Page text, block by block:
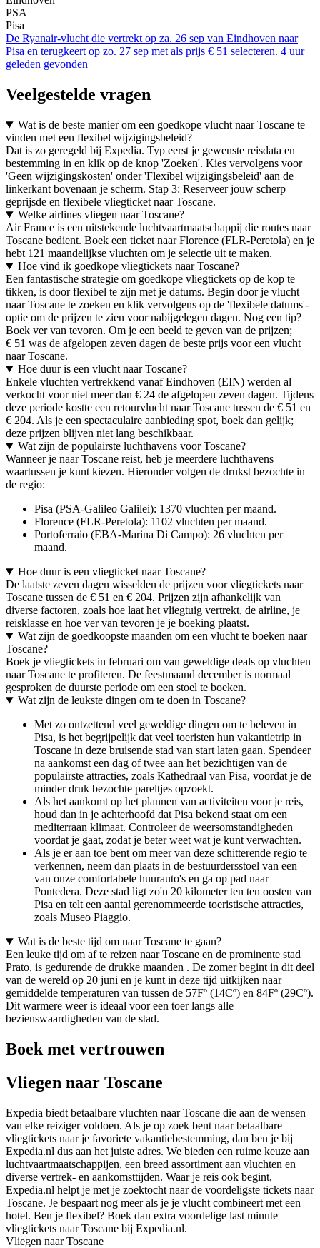
PSA
Pisa
De Ryanair-vlucht die vertrekt op za. 26 sep van Eindhoven naar
Pisa en terugkeert op zo. 27 sep met als prijs € 51 selecteren. 4 uur
geleden gevonden
Veelgestelde vragen
Wat is de beste manier om een goedkope vlucht naar Toscane te
vinden met een flexibel wijzigingsbeleid?
Dat is zo geregeld bij Expedia. Typ eerst je gewenste reisdata en
bestemming in en klik op de knop 'Zoeken'. Kies vervolgens voor
'Geen wijzigingskosten' onder 'Flexibel wijzigingsbeleid' aan de
linkerkant bovenaan je scherm. Stap 3: Reserveer jouw scherp
geprijsde en flexibele vliegticket naar Toscane.
Welke airlines vliegen naar Toscane?
Air France is een uitstekende luchtvaartmaatschappij die routes naar
Toscane bedient. Boek een ticket naar Florence (FLR-Peretola) en je
hebt 121 maandelijkse vluchten om je selectie uit te maken.
Hoe vind ik goedkope vliegtickets naar Toscane?
Een fantastische strategie om goedkope vliegtickets op de kop te
tikken, is door flexibel te zijn met je datums. Begin door je vlucht
naar Toscane te zoeken en klik vervolgens op de 'flexibele datums'-
optie om de prijzen te zien voor nabijgelegen dagen. Nog een tip?
Boek ver van tevoren. Om je een beeld te geven van de prijzen;
€ 51 was de afgelopen zeven dagen de beste prijs voor een vlucht
naar Toscane.
Hoe duur is een vlucht naar Toscane?
Enkele vluchten vertrekkend vanaf Eindhoven (EIN) werden al
verkocht voor niet meer dan € 24 de afgelopen zeven dagen. Tijdens
deze periode kostte een retourvlucht naar Toscane tussen de € 51 en
€ 204. Als je een spectaculaire aanbieding spot, boek dan gelijk;
deze prijzen blijven niet lang beschikbaar.
Wat zijn de populairste luchthavens voor Toscane?
Wanneer je naar Toscane reist, heb je meerdere luchthavens
waartussen je kunt kiezen. Hieronder volgen de drukst bezochte in
de regio:
Pisa (PSA-Galileo Galilei): 1370 vluchten per maand.
Florence (FLR-Peretola): 1102 vluchten per maand.
Portoferraio (EBA-Marina Di Campo): 26 vluchten per
maand.
Hoe duur is een vliegticket naar Toscane?
De laatste zeven dagen wisselden de prijzen voor vliegtickets naar
Toscane tussen de € 51 en € 204. Prijzen zijn afhankelijk van
diverse factoren, zoals hoe laat het vliegtuig vertrekt, de airline, je
reisklasse en hoe ver van tevoren je je boeking plaatst.
Wat zijn de goedkoopste maanden om een vlucht te boeken naar
Toscane?
Boek je vliegtickets in februari om van geweldige deals op vluchten
naar Toscane te profiteren. De feestmaand december is normaal
gesproken de duurste periode om een stoel te boeken.
Wat zijn de leukste dingen om te doen in Toscane?
Met zo ontzettend veel geweldige dingen om te beleven in
Pisa, is het begrijpelijk dat veel toeristen hun vakantietrip in
Toscane in deze bruisende stad van start laten gaan. Spendeer
na aankomst een dag of twee aan het bezichtigen van de
populairste attracties, zoals Kathedraal van Pisa, voordat je de
minder druk bezochte pareltjes opzoekt.
Als het aankomt op het plannen van activiteiten voor je reis,
houd dan in je achterhoofd dat Pisa bekend staat om een
mediterraan klimaat. Controleer de weersomstandigheden
voordat je gaat, zodat je beter weet wat je kunt verwachten.
Als je er aan toe bent om meer van deze schitterende regio te
verkennen, neem dan plaats in de bestuurdersstoel van een
van onze comfortabele huurauto's en ga op pad naar
Pontedera. Deze stad ligt zo'n 20 kilometer ten ten oosten van
Pisa en telt een aantal gerenommeerde toeristische attracties,
zoals Museo Piaggio.
Wat is de beste tijd om naar Toscane te gaan?
Een leuke tijd om af te reizen naar Toscane en de prominente stad
Prato, is gedurende de drukke maanden . De zomer begint in dit deel
van de wereld op 20 juni en je kunt in deze tijd uitkijken naar
gemiddelde temperaturen van tussen de 57Fº (14Cº) en 84Fº (29Cº).
Dit warmere weer is ideaal voor een toer langs alle
bezienswaardigheden van de stad.
Boek met vertrouwen
Vliegen naar Toscane
Expedia biedt betaalbare vluchten naar Toscane die aan de wensen
van elke reiziger voldoen. Als je op zoek bent naar betaalbare
vliegtickets naar je favoriete vakantiebestemming, dan ben je bij
Expedia.nl dus aan het juiste adres. We bieden een ruime keuze aan
luchtvaartmaatschappijen, een breed assortiment aan vluchten en
diverse vertrek- en aankomsttijden. Waar je reis ook begint,
Expedia.nl helpt je met je zoektocht naar de voordeligste tickets naar
Toscane. Je bespaart nog meer als je je vlucht combineert met een
hotel. Ben je flexibel? Boek dan extra voordelige last minute
vliegtickets naar Toscane bij Expedia.nl.
Vliegen naar Toscane